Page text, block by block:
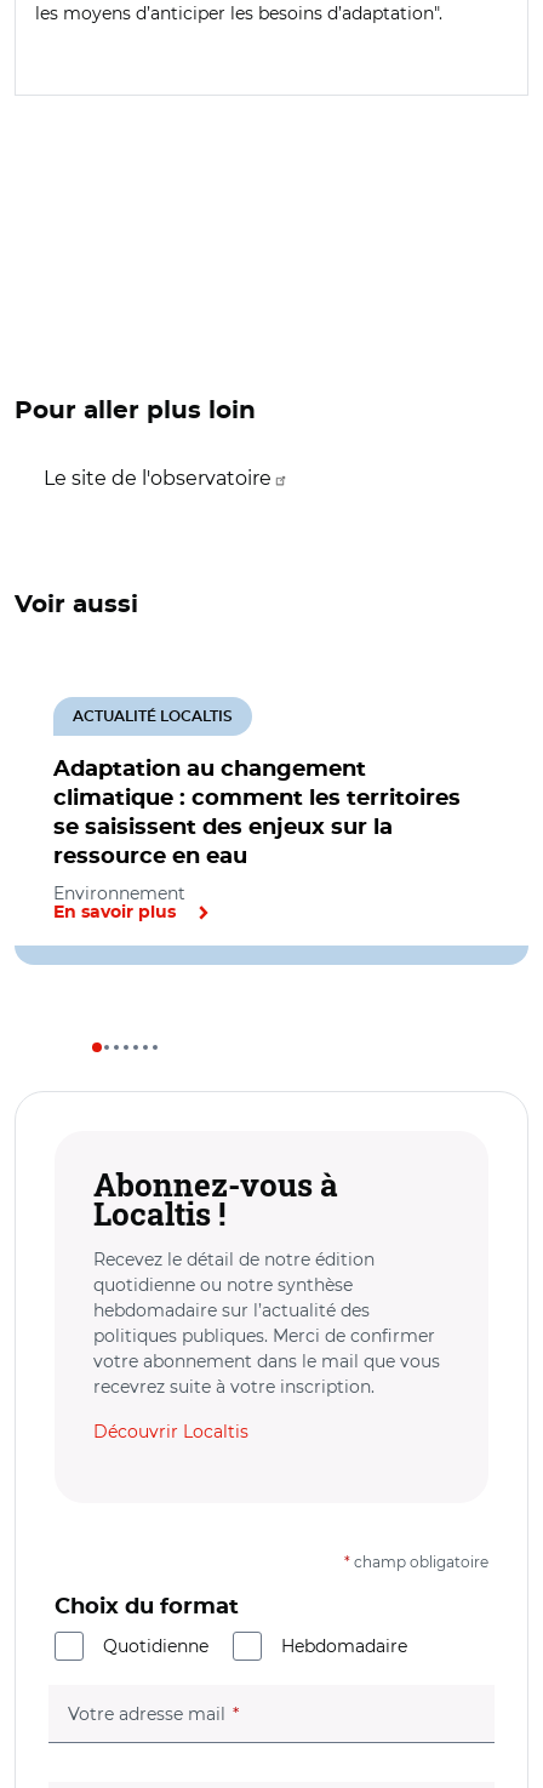
les moyens d’anticiper les besoins d’adaptation".
Pour aller plus loin
Le site de l'observatoire
Voir aussi
Adaptation au changement
climatique : comment les territoires
se saisissent des enjeux sur la
ressource en eau
ACTUALITÉ LOCALTIS
Environnement
En savoir plus
Abonnez-vous à
Localtis !
Recevez le détail de notre édition
quotidienne ou notre synthèse
hebdomadaire sur l’actualité des
politiques publiques. Merci de confirmer
votre abonnement dans le mail que vous
recevrez suite à votre inscription.
Découvrir Localtis
* champ obligatoire
Choix du format
Quotidienne
Hebdomadaire
Votre adresse mail (champ obligatoire)